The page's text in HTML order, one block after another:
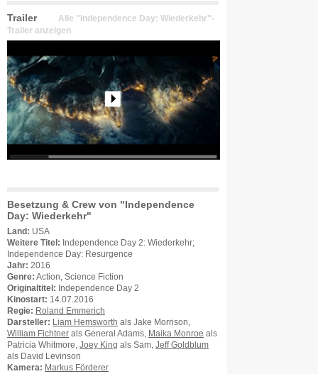
Trailer
Alle "Independence Day: Wiederkehr"-
Trailer anzeigen
Besetzung & Crew von "Independence
Day: Wiederkehr"
Land: USA
Weitere Titel: Independence Day 2: Wiederkehr;
Independence Day: Resurgence
Jahr: 2016
Genre: Action, Science Fiction
Originaltitel: Independence Day 2
Kinostart: 14.07.2016
Regie: Roland Emmerich
Darsteller:
Liam Hemsworth als Jake Morrison,
William Fichtner als General Adams, Maika Monroe als
Patricia Whitmore, Joey King als Sam, Jeff Goldblum
als David Levinson
Kamera: Markus Förderer